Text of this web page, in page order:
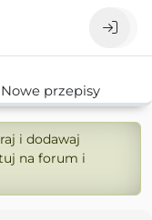
Nowe przepisy
i dodawaj
na forum i